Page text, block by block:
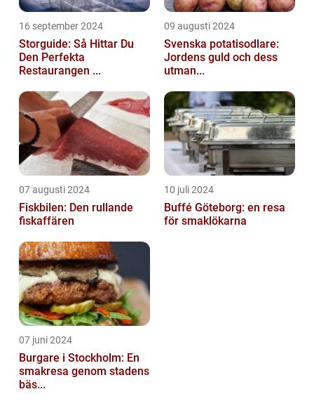
16 september 2024
Storguide: Så Hittar Du
Den Perfekta
Restaurangen ...
09 augusti 2024
Svenska potatisodlare:
Jordens guld och dess
utman...
07 augusti 2024
Fiskbilen: Den rullande
fiskaffären
10 juli 2024
Buffé Göteborg: en resa
för smaklökarna
07 juni 2024
Burgare i Stockholm: En
smakresa genom stadens
bäs...